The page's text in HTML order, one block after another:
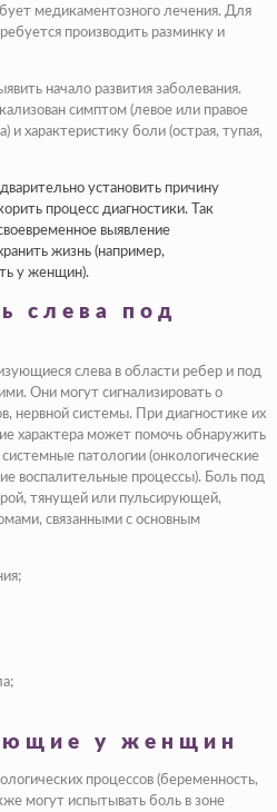
медикаментозного лечения. Для
производить разминку и
начало развития заболевания.
симптом (левое или правое
и характеристику боли (острая, тупая,
установить причину
процесс диагностики. Так
выявление
жизнь (например,
у женщин).
слева под
слева в области ребер и под
Они могут сигнализировать о
нервной системы. При диагностике их
характера может помочь обнаружить
патологии (онкологические
воспалительные процессы). Боль под
тянущей или пульсирующей,
связанными с основным
у женщин
процессов (беременность,
могут испытывать боль в зоне